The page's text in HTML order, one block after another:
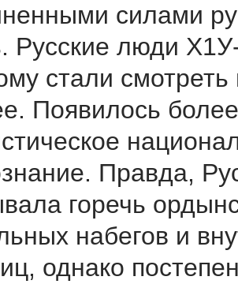
силами
Русские люди
стали смотреть
Появилось
Правда,
горечь
набегов и
однако